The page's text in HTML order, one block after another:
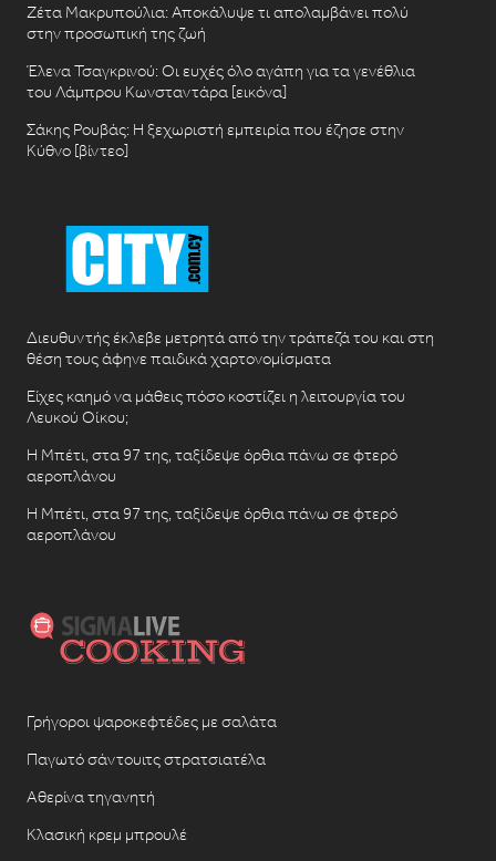
Ζέτα Μακρυπούλια: Αποκάλυψε τι απολαμβάνει πολύ
στην προσωπική της ζωή
Έλενα Τσαγκρινού: Οι ευχές όλο αγάπη για τα γενέθλια
του Λάμπρου Κωνσταντάρα [εικόνα]
Σάκης Ρουβάς: Η ξεχωριστή εμπειρία που έζησε στην
Κύθνο [βίντεο]
Διευθυντής έκλεβε μετρητά από την τράπεζά του και στη
θέση τους άφηνε παιδικά χαρτονομίσματα
Είχες καημό να μάθεις πόσο κοστίζει η λειτουργία του
Λευκού Οίκου;
Η Μπέτι, στα 97 της, ταξίδεψε όρθια πάνω σε φτερό
αεροπλάνου
Η Μπέτι, στα 97 της, ταξίδεψε όρθια πάνω σε φτερό
αεροπλάνου
Γρήγοροι ψαροκεφτέδες με σαλάτα
Παγωτό σάντουιτς στρατσιατέλα
Αθερίνα τηγανητή
Κλασική κρεμ μπρουλέ